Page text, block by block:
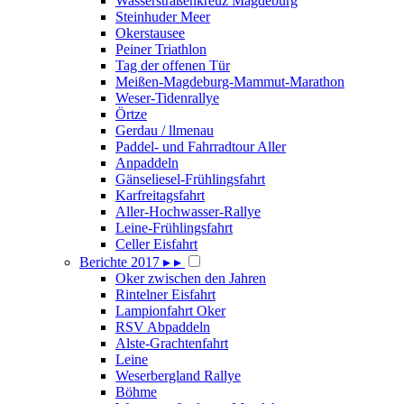
Steinhuder Meer
Okerstausee
Peiner Triathlon
Tag der offenen Tür
Meißen-Magdeburg-Mammut-Marathon
Weser-Tidenrallye
Örtze
Gerdau / llmenau
Paddel- und Fahrradtour Aller
Anpaddeln
Gänseliesel-Frühlingsfahrt
Karfreitagsfahrt
Aller-Hochwasser-Rallye
Leine-Frühlingsfahrt
Celler Eisfahrt
Berichte 2017 ▸ ▸
Oker zwischen den Jahren
Rintelner Eisfahrt
Lampionfahrt Oker
RSV Abpaddeln
Alste-Grachtenfahrt
Leine
Weserbergland Rallye
Böhme